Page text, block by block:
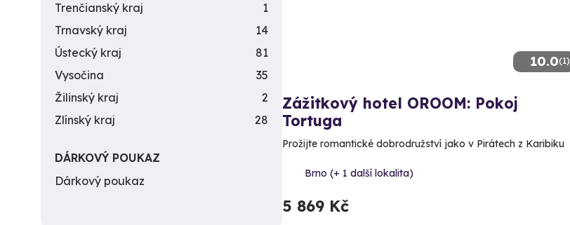
10.0(1)
Zážitkový hotel OROOM: Pokoj
Tortuga
Prožijte romantické dobrodružství jako v Pirátech z Karibiku
Brno (+ 1 další lokalita)
5 869 Kč
Trenčianský kraj
1
Trnavský kraj
14
Ústecký kraj
81
Vysočina
35
Žilinský kraj
2
Zlínský kraj
28
DÁRKOVÝ POUKAZ
Dárkový poukaz